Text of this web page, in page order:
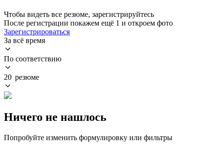
Чтобы видеть все резюме, зарегистрируйтесь
После регистрации покажем ещё 1 и откроем фото
Зарегистрироваться
За всё время
По соответствию
20 резюме
Ничего не нашлось
Попробуйте изменить формулировку или фильтры